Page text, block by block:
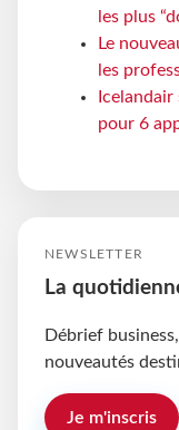
les plus
Le
les
pour 6
NEWSLETTER
La
Débrief
nouveautés
Je m'inscris